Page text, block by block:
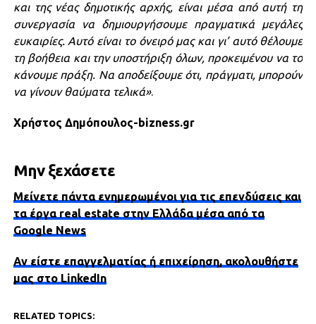
και της νέας δημοτικής αρχής, είναι μέσα από αυτή τη
συνεργασία να δημιουργήσουμε πραγματικά μεγάλες
ευκαιρίες. Αυτό είναι το όνειρό μας και γι’ αυτό θέλουμε
τη βοήθεια και την υποστήριξη όλων, προκειμένου να το
κάνουμε πράξη. Να αποδείξουμε ότι, πράγματι, μπορούν
να γίνουν θαύματα τελικά».
Χρήστος Δημόπουλος-bizness.gr
Μην ξεχάσετε
Μείνετε πάντα ενημερωμένοι για τις επενδύσεις και
τα έργα real estate στην Ελλάδα μέσα από τα
Google News
Αν είστε επαγγελματίας ή επιχείρηση, ακολουθήστε
μας στο LinkedIn
RELATED TOPICS: